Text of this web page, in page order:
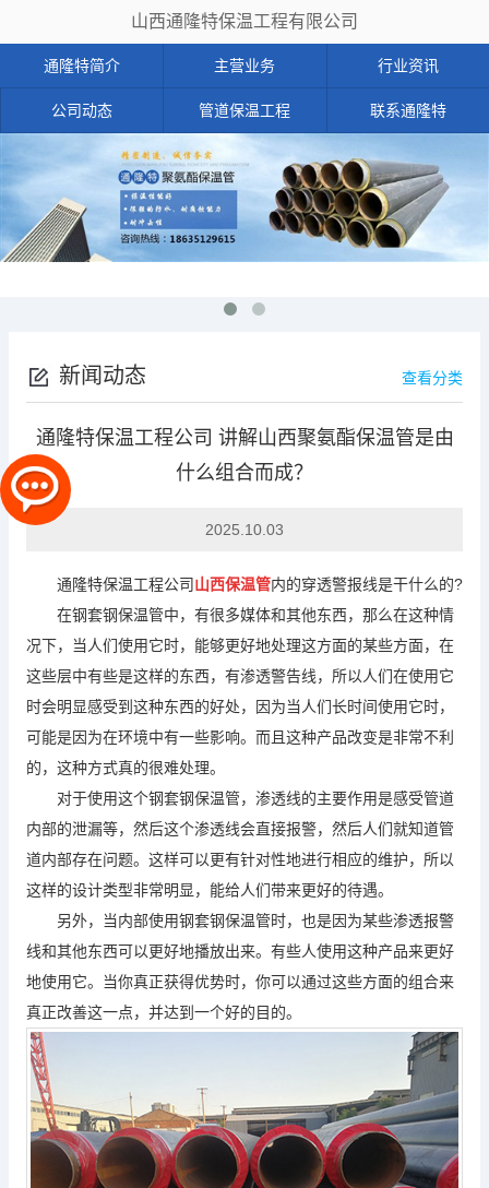
山西通隆特保温工程有限公司
通隆特简介 主营业务 行业资讯
公司动态 管道保温工程 联系通隆特
新闻动态 查看分类
通隆特保温工程公司 讲解山西聚氨酯保温管是由
什么组合而成？
2025.10.03
通隆特保温工程公司山西保温管内的穿透警报线是干什么的?
在钢套钢保温管中，有很多媒体和其他东西，那么在这种情
况下，当人们使用它时，能够更好地处理这方面的某些方面，在
这些层中有些是这样的东西，有渗透警告线，所以人们在使用它
时会明显感受到这种东西的好处，因为当人们长时间使用它时，
可能是因为在环境中有一些影响。而且这种产品改变是非常不利
的，这种方式真的很难处理。
对于使用这个钢套钢保温管，渗透线的主要作用是感受管道
内部的泄漏等，然后这个渗透线会直接报警，然后人们就知道管
道内部存在问题。这样可以更有针对性地进行相应的维护，所以
这样的设计类型非常明显，能给人们带来更好的待遇。
另外，当内部使用钢套钢保温管时，也是因为某些渗透报警
线和其他东西可以更好地播放出来。有些人使用这种产品来更好
地使用它。当你真正获得优势时，你可以通过这些方面的组合来
真正改善这一点，并达到一个好的目的。